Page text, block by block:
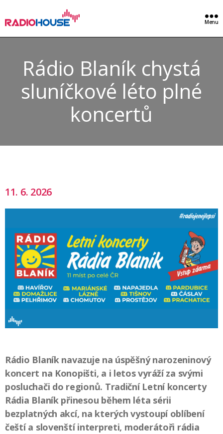
Menu
Rádio Blaník chystá
sluníčkové léto plné
koncertů
11. 6. 2026
Rádio Blaník navazuje na úspěšný narozeninový
koncert na Konopišti, a i letos vyráží za svými
posluchači do regionů. Tradiční Letní koncerty
Rádia Blaník přinesou během léta sérii
bezplatných akcí, na kterých vystoupí oblíbení
čeští a slovenští interpreti, moderátoři rádia